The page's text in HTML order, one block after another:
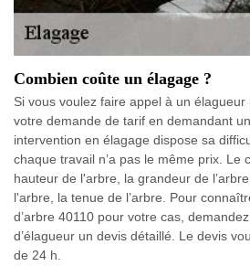
Combien coûte un élagage ?
Si vous voulez faire appel à un
votre demande de tarif en demandant
intervention en élagage dispose sa
chaque travail n’a pas le même prix. Le
hauteur de l'arbre, la grandeur de
l'arbre, la tenue de l’arbre. Pour
d’arbre 40110 pour votre cas,
d’élagueur un devis détaillé. Le devis
de 24 h.